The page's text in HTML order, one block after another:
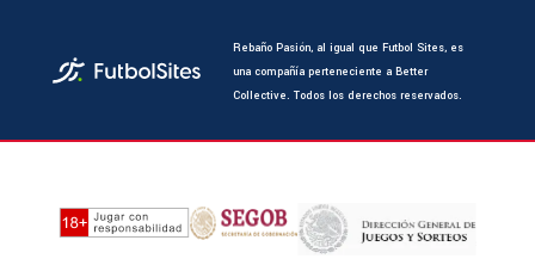
Rebaño Pasión, al igual que Futbol Sites, es
una compañía perteneciente a Better
Collective. Todos los derechos reservados.